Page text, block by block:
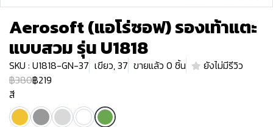
Aerosoft (แอโร่ซอฟ) รองเท้าแตะ
แบบสวม รุ่น U1818
SKU : U1818-GN-37 เขียว, 37 ขายแล้ว 0 ชิ้น
ยังไม่มีรีวิว
฿380฿219
สี